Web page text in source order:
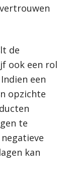
de
ook een rol
een
opzichte
te
kan